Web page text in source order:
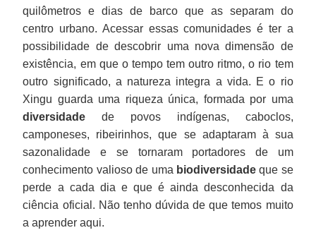
quilômetros e dias de barco que as separam do
centro urbano. Acessar essas comunidades é ter a
possibilidade de descobrir uma nova dimensão de
existência, em que o tempo tem outro ritmo, o rio tem
outro significado, a natureza integra a vida. E o rio
Xingu guarda uma riqueza única, formada por uma
diversidade de povos indígenas, caboclos,
camponeses, ribeirinhos, que se adaptaram à sua
sazonalidade e se tornaram portadores de um
conhecimento valioso de uma biodiversidadeque se
perde a cada dia e que é ainda desconhecida da
ciência oficial. Não tenho dúvida de que temos muito
a aprender aqui.